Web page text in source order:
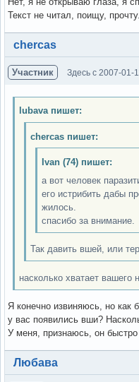
Текст не читал, поищу,
Вне форума
chercas
Участник Здесь с 2007-01-
lubava пишет:
chercas пишет:
Ivan (74) пишет:
а вот человек
его истрибить дабы
жилось.
спасибо за внимание.
Так давить вшей, или
насколько хватает вашего
Я конечно извиняюсь, но как
у вас появились вши?
У меня, признаюсь, он
Вне форума
Любава